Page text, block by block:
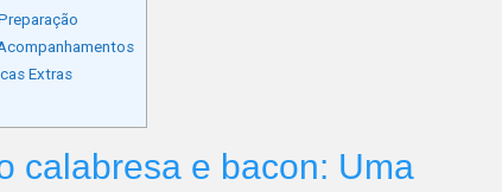
E
Bacon
Extras
calabresa e bacon: Uma